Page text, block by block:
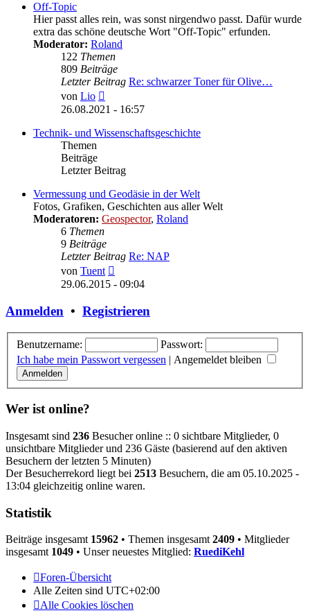
Off-Topic
Hier passt alles rein, was sonst nirgendwo passt. Dafür wurde
extra das schöne deutsche Wort "Off-Topic" erfunden.
Moderator: Roland
122 Themen
809 Beiträge
Letzter Beitrag Re: schwarzer Toner für Olive…
von Lio
Beitrag
26.08.2021 - 16:57
Technik- und Wissenschaftsgeschichte
Themen
Beiträge
Letzter Beitrag
Vermessung und Geodäsie in der Welt
Fotos, Grafiken, Geschichten aus aller Welt
Moderatoren: Geospector, Roland
6 Themen
9 Beiträge
Letzter Beitrag Re: NAP
von Tuent
Beitrag
29.06.2015 - 09:04
Anmelden • Registrieren
Benutzername:
Passwort:
Ich habe mein Passwort vergessen | Angemeldet bleiben
Wer ist online?
Insgesamt sind 236 Besucher online :: 0 sichtbare Mitglieder, 0
unsichtbare Mitglieder und 236 Gäste (basierend auf den aktiven
Besuchern der letzten 5 Minuten)
Der Besucherrekord liegt bei 2513 Besuchern, die am 05.10.2025 -
13:04 gleichzeitig online waren.
Statistik
Beiträge insgesamt 15962 • Themen insgesamt 2409 • Mitglieder
insgesamt 1049 • Unser neuestes Mitglied: RuediKehl
Foren-Übersicht
Alle Zeiten sind UTC+02:00
Alle Cookies löschen